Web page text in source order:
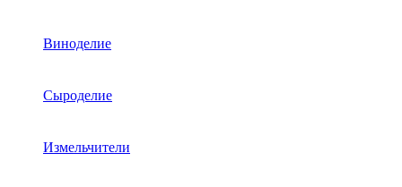
Виноделие
Сыроделие
Измельчители